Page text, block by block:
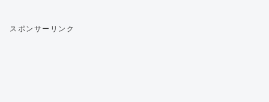
スポンサーリンク